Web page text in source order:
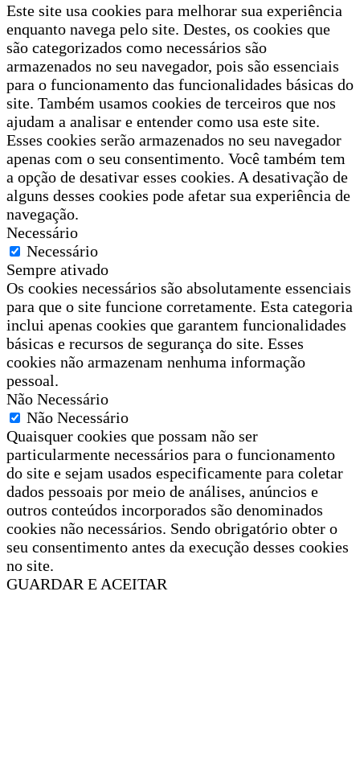
Este site usa cookies para melhorar sua experiência
enquanto navega pelo site. Destes, os cookies que
são categorizados como necessários são
armazenados no seu navegador, pois são essenciais
para o funcionamento das funcionalidades básicas do
site. Também usamos cookies de terceiros que nos
ajudam a analisar e entender como usa este site.
Esses cookies serão armazenados no seu navegador
apenas com o seu consentimento. Você também tem
a opção de desativar esses cookies. A desativação de
alguns desses cookies pode afetar sua experiência de
navegação.
Necessário
Necessário
Sempre ativado
Os cookies necessários são absolutamente essenciais
para que o site funcione corretamente. Esta categoria
inclui apenas cookies que garantem funcionalidades
básicas e recursos de segurança do site. Esses
cookies não armazenam nenhuma informação
pessoal.
Não Necessário
Não Necessário
Quaisquer cookies que possam não ser
particularmente necessários para o funcionamento
do site e sejam usados especificamente para coletar
dados pessoais por meio de análises, anúncios e
outros conteúdos incorporados são denominados
cookies não necessários. Sendo obrigatório obter o
seu consentimento antes da execução desses cookies
no site.
GUARDAR E ACEITAR